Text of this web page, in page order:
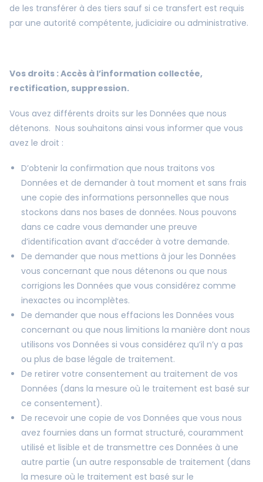
de les transférer à des tiers sauf si ce transfert est requis
par une autorité compétente, judiciaire ou administrative.
Vos droits : Accès à l’information collectée,
rectification, suppression.
Vous avez différents droits sur les Données que nous
détenons. Nous souhaitons ainsi vous informer que vous
avez le droit :
D’obtenir la confirmation que nous traitons vos
Données et de demander à tout moment et sans frais
une copie des informations personnelles que nous
stockons dans nos bases de données. Nous pouvons
dans ce cadre vous demander une preuve
d’identification avant d’accéder à votre demande.
De demander que nous mettions à jour les Données
vous concernant que nous détenons ou que nous
corrigions les Données que vous considérez comme
inexactes ou incomplètes.
De demander que nous effacions les Données vous
concernant ou que nous limitions la manière dont nous
utilisons vos Données si vous considérez qu’il n’y a pas
ou plus de base légale de traitement.
De retirer votre consentement au traitement de vos
Données (dans la mesure où le traitement est basé sur
ce consentement).
De recevoir une copie de vos Données que vous nous
avez fournies dans un format structuré, couramment
utilisé et lisible et de transmettre ces Données à une
autre partie (un autre responsable de traitement (dans
la mesure où le traitement est basé sur le